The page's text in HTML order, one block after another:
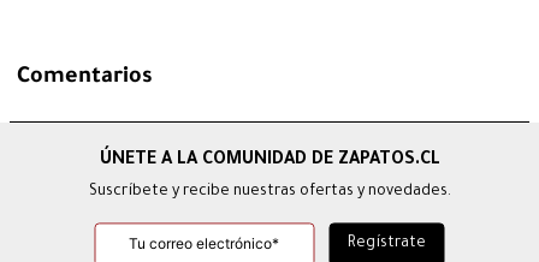
Comentarios
Suscríbete y recibe nuestras ofertas y novedades.